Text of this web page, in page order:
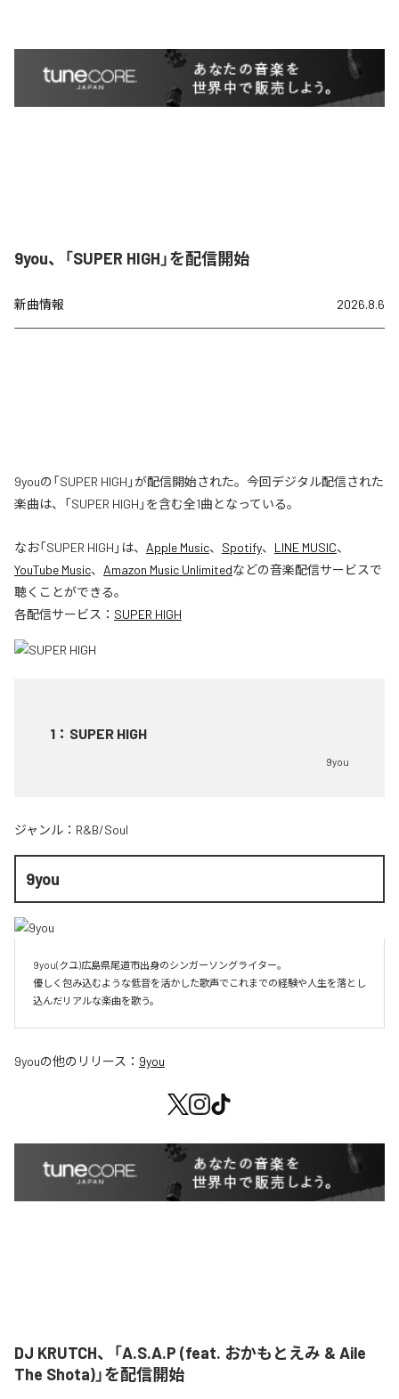
9you、「SUPER HIGH」を配信開始
新曲情報 2026.8.6
9youの「SUPER HIGH」が配信開始された。今回デジタル配信された
楽曲は、「SUPER HIGH」を含む全1曲となっている。
なお「SUPER HIGH 」は、 Apple Music、 Spotify、 LINE MUSIC、
YouTube Music、 Amazon Music Unlimitedなどの音楽配信サービスで
聴くことができる。
各配信サービス： SUPER HIGH
1 ： SUPER HIGH
9you
ジャンル： R&B/Soul
9you
9you(クユ)広島県尾道市出身のシンガーソングライター。
優しく包み込むような低音を活かした歌声でこれまでの経験や人生を落とし
込んだリアルな楽曲を歌う。
9youの他のリリース： 9you
DJ KRUTCH、「A.S.A.P (feat. おかもとえみ & Aile
The Shota)」を配信開始